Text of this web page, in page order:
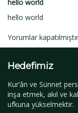
hello world
hello world
Yorumlar
Hedefimiz
Kur’ân ve Sünnet
inşa etmek, akıl ve
ufkuna yükselmektir.